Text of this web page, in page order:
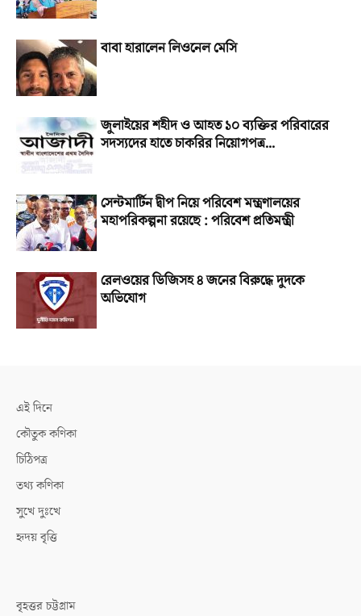
বাবা হারালেন লিওনেল মেসি
জুলাইয়ের শহীদ ও আহত ১০ ব্যক্তির পরিবারের
সদস্যদের হাতে চাকরির নিয়োগপত্র...
সেন্টমার্টিন দ্বীপ নিয়ে পরিবেশ মন্ত্রণালয়ের
মহাপরিকল্পনা রয়েছে : পরিবেশ প্রতিমন্ত্রী
রেলওয়ের ডিজিসহ ৪ জনের বিরুদ্ধে দুদকে
অভিযোগ
এই দিনে
কৌতুক কণিকা
চিঠিপত্র
তথ্য কণিকা
সুখে দুঃখে
হৃদয় বৃত্তি
বৃহত্তর চট্টগ্রাম